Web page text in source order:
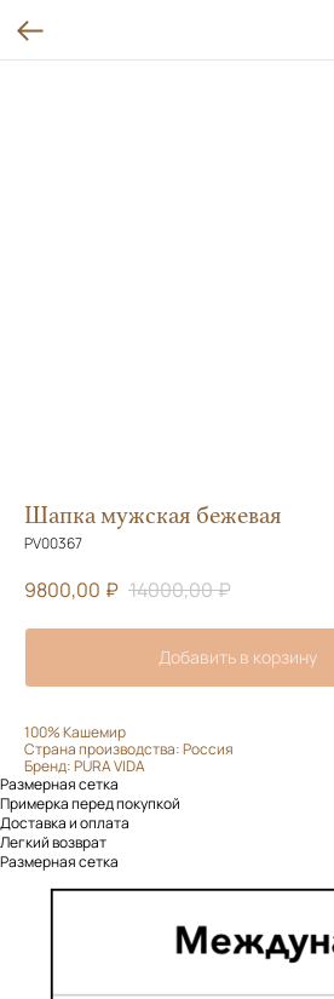
Шапка мужская бежевая
PV00367
9800,00 ₽ 14000,00₽
Добавить в корзину
100% Кашемир
Страна производства: Россия
Бренд: PURA VIDA
Размерная сетка
Примерка перед покупкой
Доставка и оплата
Легкий возврат
Размерная сетка